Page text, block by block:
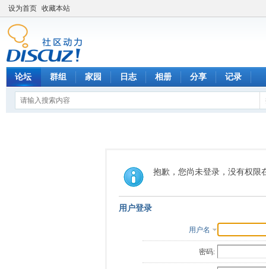
设为首页 收藏本站
论坛 群组 家园 日志 相册 分享 记录
抱歉，您尚未登录，没有权限
用户登录
用户名
密码: